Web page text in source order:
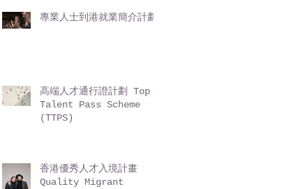
專業人士到港就業簡介計劃
高端人才通行證計劃 Top
Talent Pass Scheme
(TTPS)
香港優秀人才入境計畫
Quality Migrant